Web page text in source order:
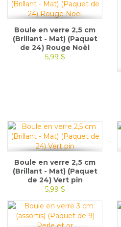
Boule en verre 2,5 cm
(Brillant - Mat) (Paquet
de 24) Rouge Noël
5,99 $
Boule en verre 2,5 cm
(Brillant - Mat) (Paquet
de 24) Vert pin
5,99 $